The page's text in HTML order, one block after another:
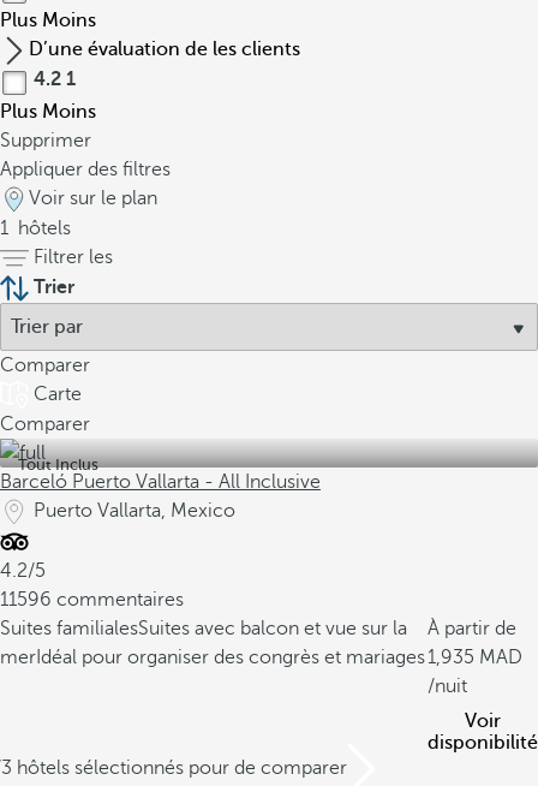
Plus Moins
D’une évaluation de les clients
4.2 1
Plus Moins
Supprimer
Appliquer des filtres
Voir sur le plan
1 hôtels
Filtrer les
Trier
Comparer
Carte
Comparer
Tout Inclus
Barceló Puerto Vallarta - All Inclusive
Puerto Vallarta, Mexico
4.2/5
11596 commentaires
Suites familialesSuites avec balcon et vue sur la
mer Idéal pour organiser des congrès et mariages
À partir de
1,935
/nuit
Voir
disponibilité
hôtels sélectionnés pour de comparer